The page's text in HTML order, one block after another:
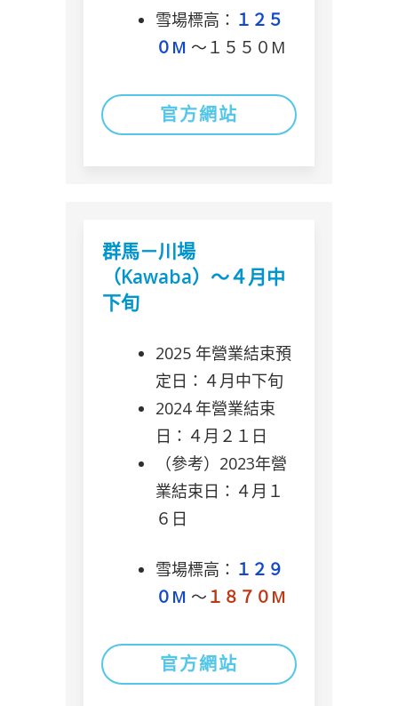
雪場標高： １２５
０M 〜１５５０M
官方網站
群馬－川場
（Kawaba）～４月中
下旬
2025 年營業結束預
定日：４月中下旬
2024 年營業結束
日：４月２１日
（參考）2023年營
業結束日：４月１
６日
雪場標高： １２９
０M 〜 １８７０M
官方網站